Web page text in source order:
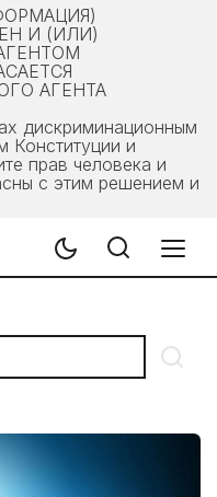
И (ИЛИ)
АГЕНТА
дискриминационным
Конституции и
прав человека и
с этим решением и